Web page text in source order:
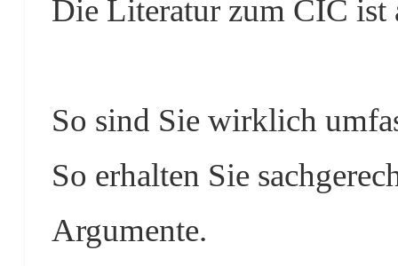
Die Literatur zum CIC ist
So sind Sie wirklich
So erhalten Sie
Argumente.